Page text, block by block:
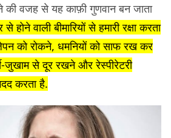
की वजह से यह काफ़ी गुणवान बन जाता
होने वाली बीमारियों से हमारी रक्षा करता
को रोकने, धमनियों को साफ रख कर
जुखाम से दूर रखने और रेस्पीरेटरी
करता है.